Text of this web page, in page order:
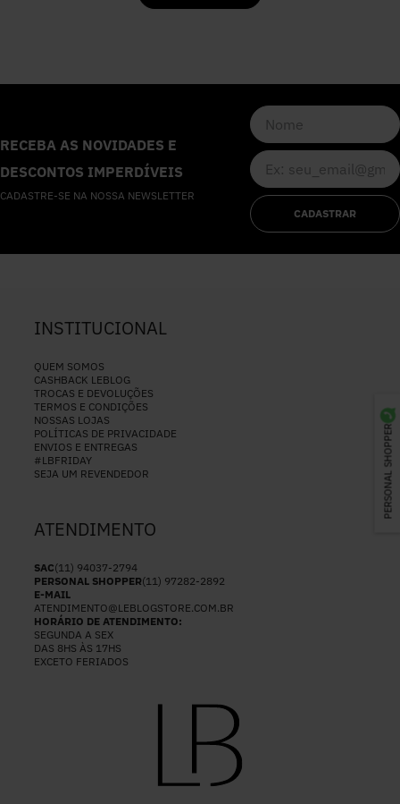
PERSONAL SHOPPER
RECEBA AS NOVIDADES E
DESCONTOS IMPERDÍVEIS
CADASTRE-SE NA NOSSA NEWSLETTER
CADASTRAR
INSTITUCIONAL
QUEM SOMOS
CASHBACK LEBLOG
TROCAS E DEVOLUÇÕES
TERMOS E CONDIÇÕES
NOSSAS LOJAS
POLÍTICAS DE PRIVACIDADE
ENVIOS E ENTREGAS
#LBFRIDAY
SEJA UM REVENDEDOR
ATENDIMENTO
SAC(11) 94037-2794
PERSONAL SHOPPER(11) 97282-2892
E-MAIL
ATENDIMENTO@LEBLOGSTORE.COM.BR
HORÁRIO DE ATENDIMENTO:
SEGUNDA A SEX
DAS 8HS ÀS 17HS
EXCETO FERIADOS